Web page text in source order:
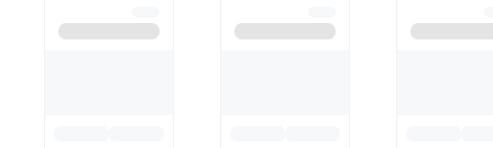
い場をご用意しまし
ゲゲの鬼太郎じゃない